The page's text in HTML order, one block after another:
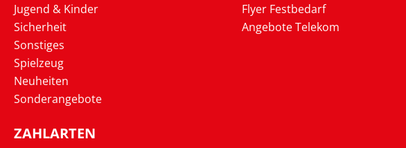
Jugend & Kinder
Sicherheit
Sonstiges
Spielzeug
Neuheiten
Sonderangebote
Flyer Festbedarf
Angebote Telekom
ZAHLARTEN